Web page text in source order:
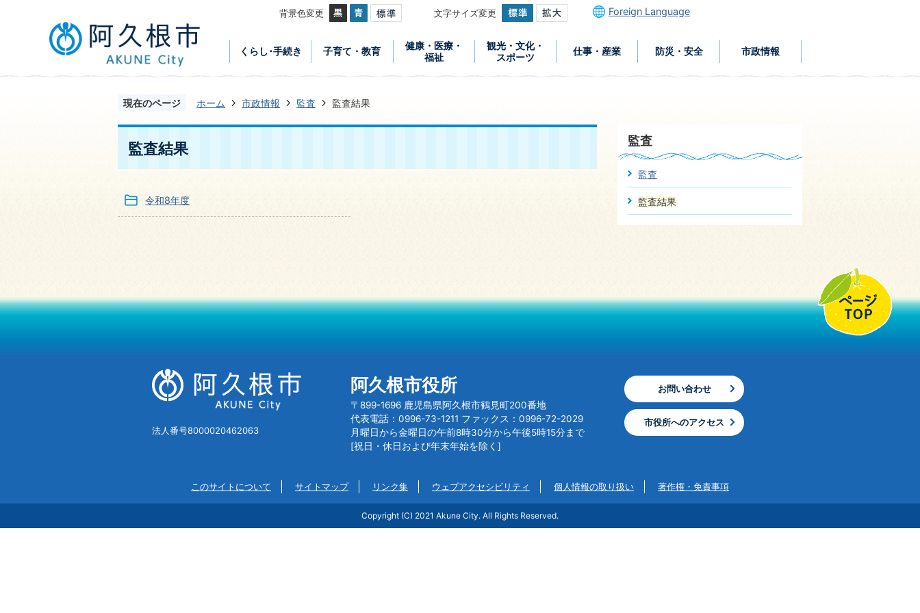
背景色変更 文字サイズ変更 Foreign Language
くらし･手続き 子育て・教育
健康・医療・
福祉
観光・文化・
スポーツ
仕事・産業 防災・安全 市政情報
現在のページ ホーム 市政情報 監査 監査結果
監査結果
令和8年度
監査
監査
監査結果
法人番号8000020462063
阿久根市役所
〒899-1696 鹿児島県阿久根市鶴見町200番地
代表電話：0996-73-1211 ファックス：0996-72-2029
月曜日から金曜日の午前8時30分から午後5時15分まで
[祝日・休日および年末年始を除く]
お問い合わせ
市役所へのアクセス
このサイトについて サイトマップ リンク集 ウェブアクセシビリティ 個人情報の取り扱い 著作権・免責事項
Copyright (C) 2021 Akune City. All Rights Reserved.